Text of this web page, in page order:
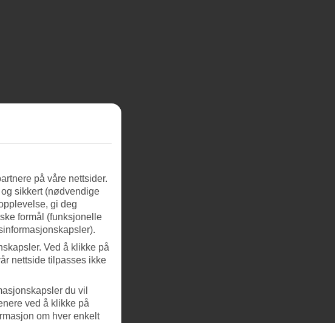
på våre nettsider.
sikkert (nødvendige
gi deg
formål (funksjonelle
Ved å klikke på
nettside tilpasses ikke
du vil
ved å klikke på
om hver enkelt